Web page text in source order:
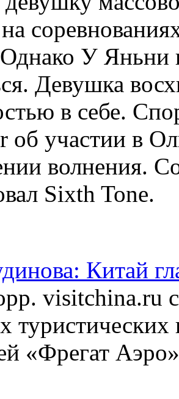
У Яньни
Девушка
в себе.
об участии в
волнения.
Sixth Tone.
Китай
visitchina.ru
«Фрегат